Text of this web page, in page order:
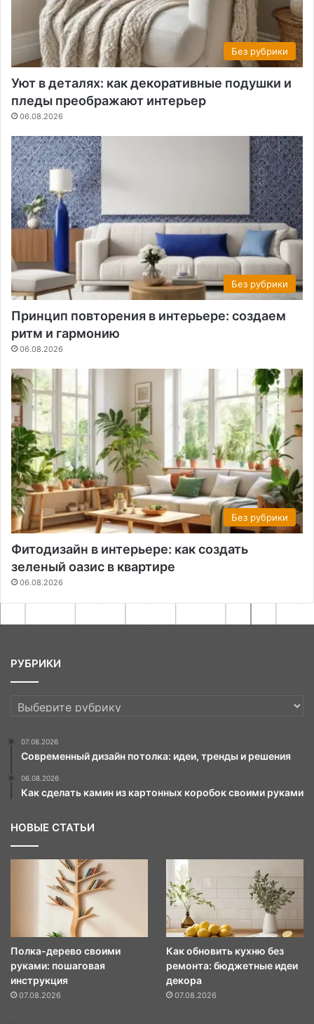
Без рубрики
Уют в деталях: как декоративные подушки и
пледы преображают интерьер
06.08.2026
Без рубрики
Принцип повторения в интерьере: создаем
ритм и гармонию
06.08.2026
Без рубрики
Фитодизайн в интерьере: как создать
зеленый оазис в квартире
06.08.2026
РУБРИКИ
РУБРИКИ
07.08.2026
Современный дизайн потолка: идеи, тренды и решения
06.08.2026
Как сделать камин из картонных коробок своими руками
НОВЫЕ СТАТЬИ
Полка-дерево своими
руками: пошаговая
инструкция
07.08.2026
Как обновить кухню без
ремонта: бюджетные идеи
декора
07.08.2026